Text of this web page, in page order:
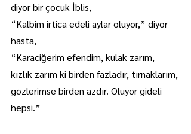
diyor bir çocuk İblis,
“Kalbim irtica edeli aylar oluyor,” diyor
hasta,
“Karaciğerim efendim, kulak zarım,
kızlık zarım ki birden fazladır, tırnaklarım,
gözlerimse birden azdır. Oluyor gideli
hepsi.”